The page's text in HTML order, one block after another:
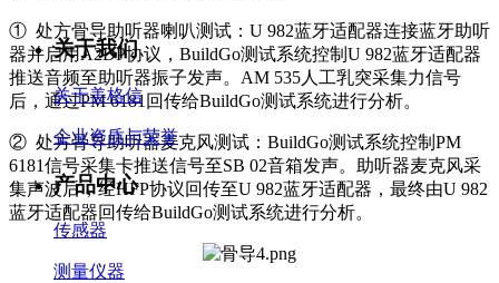
① 处方骨导助听器喇叭测试：U 982蓝牙适配器连接蓝牙助听
器并启用A2DP协议，BuildGo测试系统控制U 982蓝牙适配器
推送音频至助听器振子发声。AM 535人工乳突采集力信号
后，通过PM 6181回传给BuildGo测试系统进行分析。
② 处方骨导助听器麦克风测试：BuildGo测试系统控制PM
6181信号采集卡推送信号至SB 02音箱发声。助听器麦克风采
集声波后，经HFP协议回传至U 982蓝牙适配器，最终由U 982
蓝牙适配器回传给BuildGo测试系统进行分析。
关于我们
关于美格信
企业资质与荣誉
产品中心
传感器
测量仪器